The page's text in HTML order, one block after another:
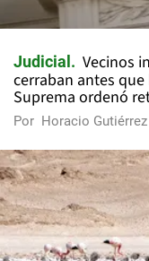
Judicial
Vecinos
cerraban antes
Suprema ordenó
Por Horacio